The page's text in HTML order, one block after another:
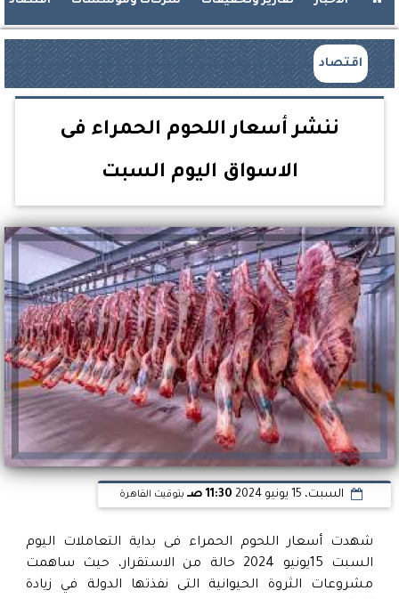
اقتصاد
ننشر أسعار اللحوم الحمراء فى
الاسواق اليوم السبت
السبت، 15 يونيو 2024 11:30 صـ بتوقيت القاهرة
شهدت أسعار اللحوم الحمراء فى بداية التعاملات اليوم
السبت 15يونيو 2024 حالة من الاستقرار، حيث ساهمت
مشروعات الثروة الحيوانية التى نفذتها الدولة في زيادة